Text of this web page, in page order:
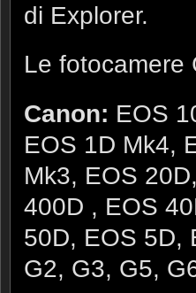
di Explorer.
Le fotocamere
Canon: EOS
EOS 1D Mk4,
Mk3, EOS
400D , EOS
50D, EOS 5D,
G2, G3, G5,